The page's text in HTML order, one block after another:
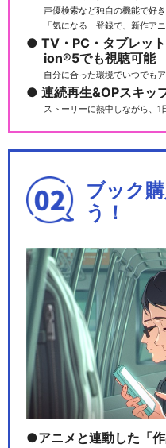
声優検索など独自の機能で好
「気になる」登録で、新作ア
TV・PC・タブレッ
ion®5でも視聴可能
自分に合った環境でいつでも
連続再生&OPスキッ
ストーリーに熱中しながら、
ブック
う！
アニメと連動した「